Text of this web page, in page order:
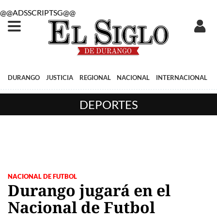
@@ADSSCRIPTSG@@
DURANGO JUSTICIA REGIONAL NACIONAL INTERNACIONAL
DEPORTES
NACIONAL DE FUTBOL
Durango jugará en el
Nacional de Futbol